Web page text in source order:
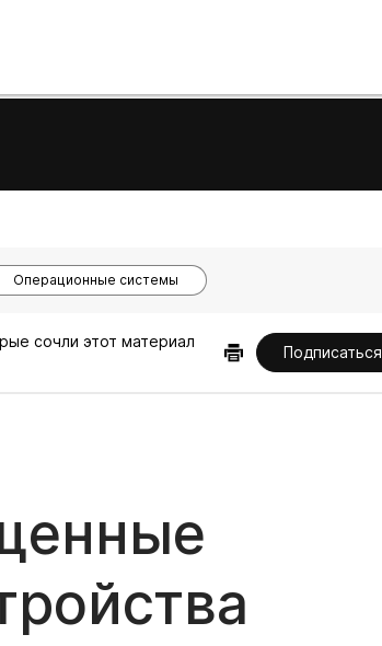
Операционные системы
сочли этот материал
Подписаться